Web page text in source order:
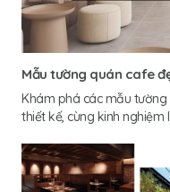
Mẫu tường quán cafe
Khám phá các mẫu
thiết kế, cùng kinh nghiệm